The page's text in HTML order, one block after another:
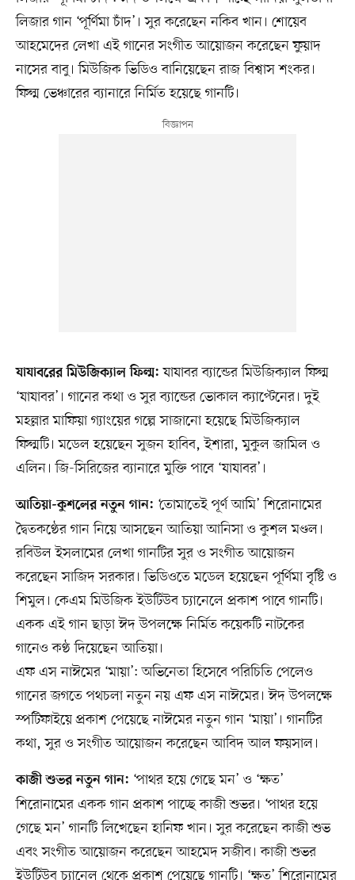
লিজার গান ‘পূর্ণিমা চাঁদ’। সুর করেছেন নকিব খান। শোয়েব
আহমেদের লেখা এই গানের সংগীত আয়োজন করেছেন ফুয়াদ
নাসের বাবু। মিউজিক ভিডিও বানিয়েছেন রাজ বিশ্বাস শংকর।
ফিল্ম ভেঞ্চারের ব্যানারে নির্মিত হয়েছে গানটি।
যাযাবরের মিউজিক্যাল ফিল্ম: যাযাবর ব্যান্ডের মিউজিক্যাল ফিল্ম
‘যাযাবর’। গানের কথা ও সুর ব্যান্ডের ভোকাল ক্যাপ্টেনের। দুই
মহল্লার মাফিয়া গ্যাংয়ের গল্পে সাজানো হয়েছে মিউজিক্যাল
ফিল্মটি। মডেল হয়েছেন সুজন হাবিব, ইশারা, মুকুল জামিল ও
এলিন। জি-সিরিজের ব্যানারে মুক্তি পাবে ‘যাযাবর’।
আতিয়া-কুশলের নতুন গান: ‘তোমাতেই পূর্ণ আমি’ শিরোনামের
দ্বৈতকণ্ঠের গান নিয়ে আসছেন আতিয়া আনিসা ও কুশল মণ্ডল।
রবিউল ইসলামের লেখা গানটির সুর ও সংগীত আয়োজন
করেছেন সাজিদ সরকার। ভিডিওতে মডেল হয়েছেন পূর্ণিমা বৃষ্টি ও
শিমুল। কেএম মিউজিক ইউটিউব চ্যানেলে প্রকাশ পাবে গানটি।
একক এই গান ছাড়া ঈদ উপলক্ষে নির্মিত কয়েকটি নাটকের
গানেও কণ্ঠ দিয়েছেন আতিয়া।
এফ এস নাঈমের ‘মায়া’: অভিনেতা হিসেবে পরিচিতি পেলেও
গানের জগতে পথচলা নতুন নয় এফ এস নাঈমের। ঈদ উপলক্ষে
স্পটিফাইয়ে প্রকাশ পেয়েছে নাঈমের নতুন গান ‘মায়া’। গানটির
কথা, সুর ও সংগীত আয়োজন করেছেন আবিদ আল ফয়সাল।
কাজী শুভর নতুন গান: ‘পাথর হয়ে গেছে মন’ ও ‘ক্ষত’
শিরোনামের একক গান প্রকাশ পাচ্ছে কাজী শুভর। ‘পাথর হয়ে
গেছে মন’ গানটি লিখেছেন হানিফ খান। সুর করেছেন কাজী শুভ
এবং সংগীত আয়োজন করেছেন আহমেদ সজীব। কাজী শুভর
ইউটিউব চ্যানেল থেকে প্রকাশ পেয়েছে গানটি। ‘ক্ষত’ শিরোনামের